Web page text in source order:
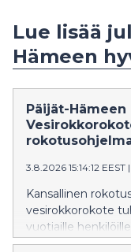
Lue lisää
Hämeen
Päijät-
3.8.2026 15:14:12 EEST |
Kansallinen
vesirokkorokote
vuotiaille
vastaan. Päijät-